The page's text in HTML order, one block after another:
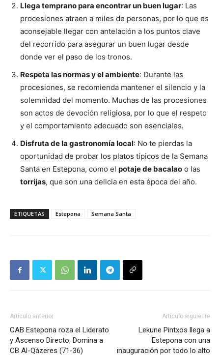
Llega temprano para encontrar un buen lugar: Las
procesiones atraen a miles de personas, por lo que es
aconsejable llegar con antelación a los puntos clave
del recorrido para asegurar un buen lugar desde
donde ver el paso de los tronos.
Respeta las normas y el ambiente: Durante las
procesiones, se recomienda mantener el silencio y la
solemnidad del momento. Muchas de las procesiones
son actos de devoción religiosa, por lo que el respeto
y el comportamiento adecuado son esenciales.
Disfruta de la gastronomía local: No te pierdas la
oportunidad de probar los platos típicos de la Semana
Santa en Estepona, como el potaje de bacalao o las
torrijas, que son una delicia en esta época del año.
ETIQUETAS Estepona Semana Santa
Artículo anterior
CAB Estepona roza el Liderato
y Ascenso Directo, Domina a
CB Al-Qázeres (71-36)
Artículo siguiente
Lekune Pintxos llega a
Estepona con una
inauguración por todo lo alto